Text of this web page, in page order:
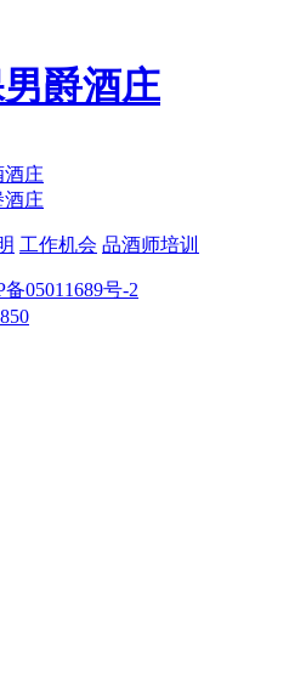
爵酒庄
酒庄
酒庄
工作机会 品酒师培训
备05011689号-2